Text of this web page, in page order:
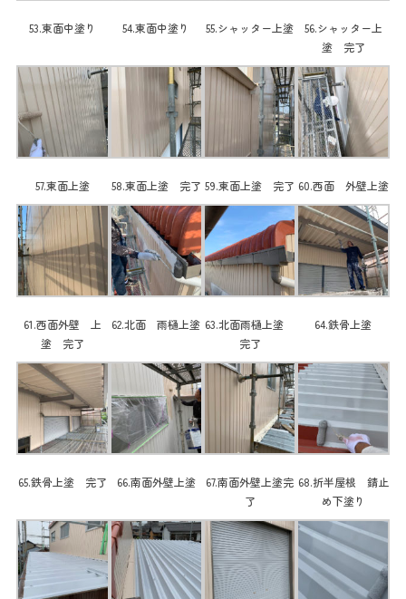
53.東面中塗り 54.東面中塗り 55.シャッター上塗
56.シャッター上
塗 完了
57.東面上塗 58.東面上塗 完了 59.東面上塗 完了 60.西面 外壁上塗
61.西面外壁 上
塗 完了
62.北面 雨樋上塗 63.北面雨樋上塗
完了
64.鉄骨上塗
65.鉄骨上塗 完了 66.南面外壁上塗
67.南面外壁上塗完
了
68.折半屋根 錆止
め下塗り